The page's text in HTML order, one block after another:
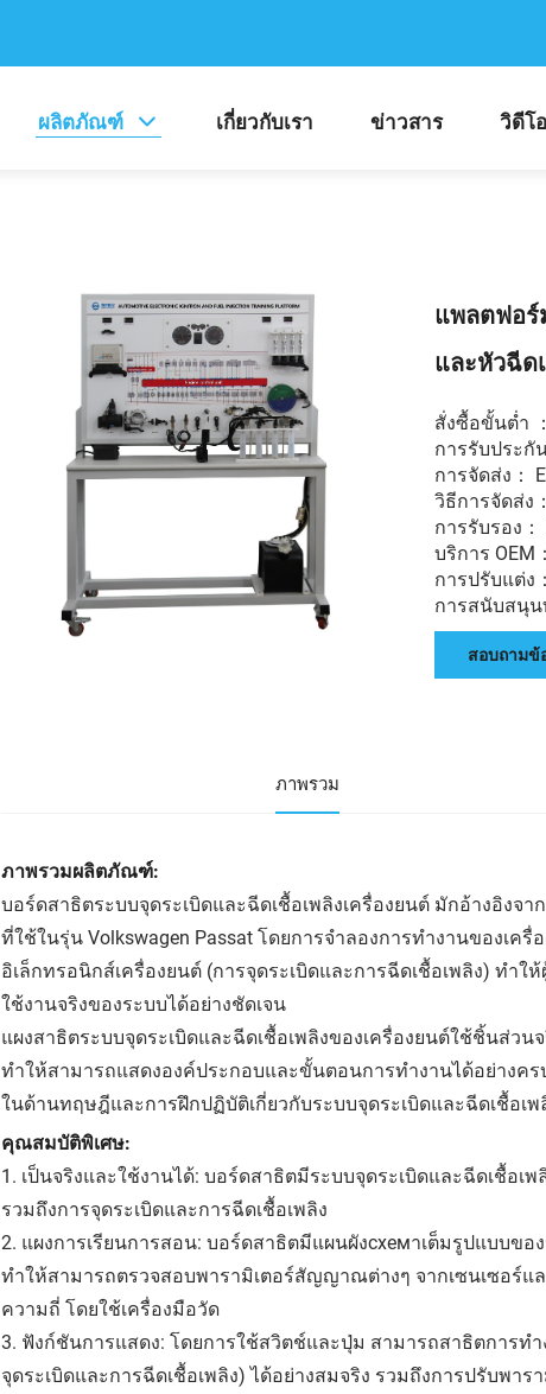
ผลิตภัณฑ์ เกี่ยวกับเรา ข่าวสาร วิดีโอ
แพลตฟอร์
และหัวฉีด
สั่งซื้อขั้นต่ำ
การรับประกั
การจัดส่ง：
วิธีการจัดส่ง
การรับรอง
บริการ OEM
การปรับแต่ง
การสนับสนุ
สอบถามข้
ภาพรวม
ภาพรวมผลิตภัณฑ์:
บอร์ดสาธิตระบบจุดระเบิดและฉีดเชื้อเพลิงเครื่องยนต์ มักอ้างอิงจ
ที่ใช้ในรุ่น Volkswagen Passat โดยการจำลองการทำงานของเ
อิเล็กทรอนิกส์เครื่องยนต์ (การจุดระเบิดและการฉีดเชื้อเพลิง) ทำ
ใช้งานจริงของระบบได้อย่างชัดเจน
แผงสาธิตระบบจุดระเบิดและฉีดเชื้อเพลิงของเครื่องยนต์ใช้ชิ้นส่วน
ทำให้สามารถแสดงองค์ประกอบและขั้นตอนการทำงานได้อย่างค
ในด้านทฤษฎีและการฝึกปฏิบัติเกี่ยวกับระบบจุดระเบิดและฉีดเชื้อเพ
คุณสมบัติพิเศษ:
1. เป็นจริงและใช้งานได้: บอร์ดสาธิตมีระบบจุดระเบิดและฉีดเชื้อเ
รวมถึงการจุดระเบิดและการฉีดเชื้อเพลิง
2. แผงการเรียนการสอน: บอร์ดสาธิตมีแผนผังсхемาเต็มรูปแบบ
ทำให้สามารถตรวจสอบพารามิเตอร์สัญญาณต่างๆ จากเซนเซอร์แ
ความถี่ โดยใช้เครื่องมือวัด
3. ฟังก์ชันการแสดง: โดยการใช้สวิตช์และปุ่ม สามารถสาธิตการท
จุดระเบิดและการฉีดเชื้อเพลิง) ได้อย่างสมจริง รวมถึงการปรับพา